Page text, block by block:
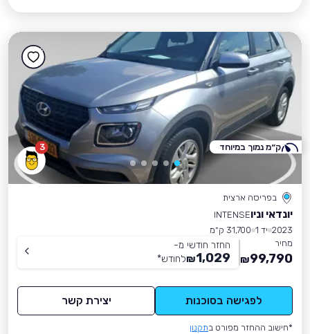
3
בפריסה ארצית
יונדאי וניוINTENSE
2023 יד 1
31,700 ק״מ
מחיר
99,790
₪
החזר חודשי מ-
1,029
₪לחודש*
לפגישה בסוכנות יצירת קשר
*חישוב ההחזר מפורט בתקנון
ק״מ נמוך במיוחד